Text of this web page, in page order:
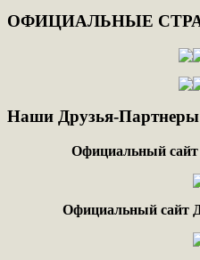
ОФИЦИАЛЬНЫЕ
Наши Друзья-
Официальный
Официальный сайт